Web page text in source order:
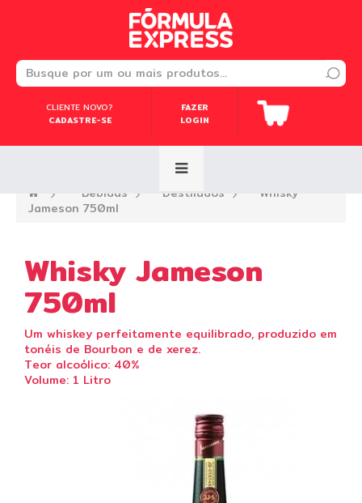
CLIENTE NOVO?
CADASTRE-SE
FAZER
LOGIN
—› Bebidas —› Destilados —›
Whisky
Jameson 750ml
Whisky Jameson
750ml
Um whiskey perfeitamente equilibrado, produzido em
tonéis de Bourbon e de xerez.
Teor alcoólico: 40%
Volume: 1 Litro
CLIENTE NOVO?
CADASTRE-SE
FAZER
LOGIN